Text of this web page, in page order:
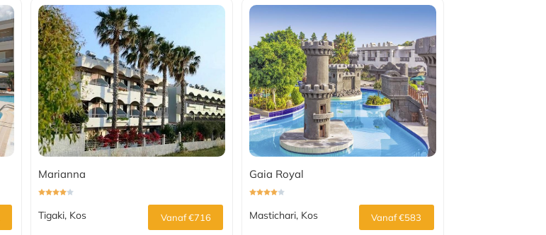
Marianna
Tigaki, Kos Vanaf €716
Gaia Royal
Mastichari, Kos Vanaf €583